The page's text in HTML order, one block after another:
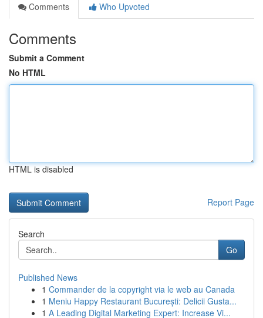
Comments
Who Upvoted
Comments
Submit a Comment
No HTML
HTML is disabled
Report Page
Search
Go
Published News
1 Commander de la copyright via le web au Canada
1 Meniu Happy Restaurant București: Delicii Gusta...
1 A Leading Digital Marketing Expert: Increase Vi...